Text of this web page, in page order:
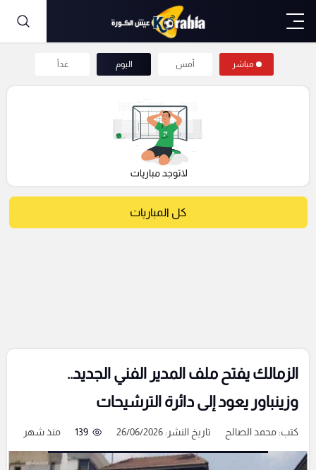
مباشر أمس اليوم غداً
كل المباريات
الزمالك يفتح ملف المدير الفني الجديد..
وزينباور يعود إلى دائرة الترشيحات
كتب:محمد الصالح تاريخ النشر: 26/06/2026 139 منذ شهر